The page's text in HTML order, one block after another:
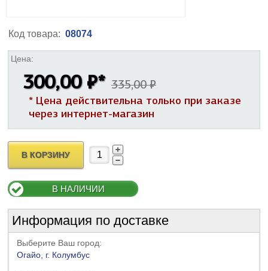
Код товара: 08074
Цена:
300,00 ₽* 335,00 ₽
* Цена действительна только при заказе
через интернет-магазин
В КОРЗИНУ
В НАЛИЧИИ
Информация по доставке
Выберите Ваш город:
Огайо, г. Колумбус